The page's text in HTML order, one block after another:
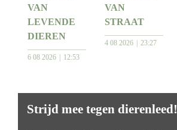
VAN
LEVENDE
DIEREN
6 08 2026 12:53
VAN
STRAAT
4 08 2026 23:27
Strijd mee tegen dierenleed!